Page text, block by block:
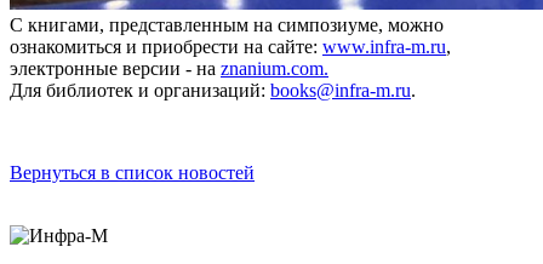
С книгами, представленным на симпозиуме, можно
ознакомиться и приобрести на сайте: www.infra-m.ru,
электронные версии - на znanium.com.
Для библиотек и организаций: books@infra-m.ru.
Вернуться в список новостей